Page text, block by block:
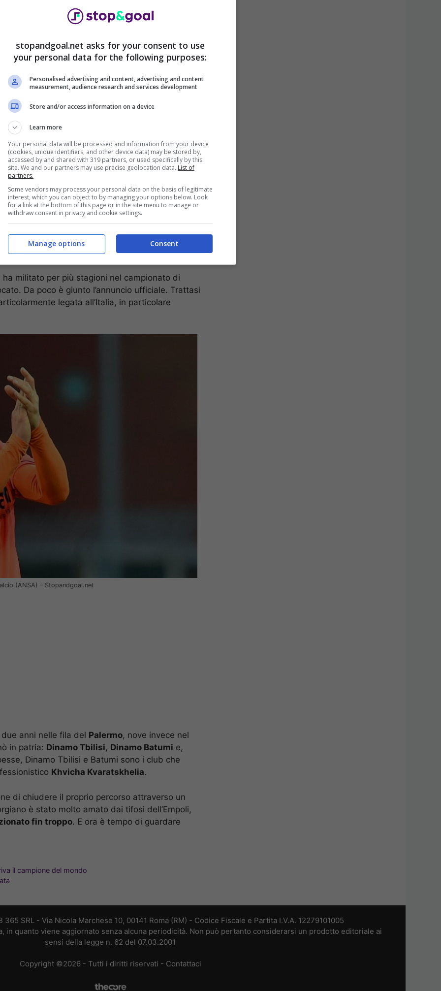
obbligati a mettere in atto dei prestiti o a
l’ombra delFair Play Finanziariopesa
considerando i ricavi.
a competere anche soltanto per arrivare in
benevolo. Eppure la vecchia generazione di
ma poi ovviamente numerose pedine hanno via
c’è l’annuncio ufficiale
militato per più stagioni nel campionato di
Da poco è giunto l’annuncio ufficiale. Trattasi
legata all’Italia, in particolare
(ANSA) – Stopandgoal.net
anni nelle fila del Palermo, nove invece nel
in patria: Dinamo Tbilisi, Dinamo Batumi e,
Dinamo Tbilisi e Batumi sono i club che
Khvicha Kvaratskhelia.
di chiudere il proprio percorso attraverso un
è stato molto amato dai tifosi dell’Empoli,
fin troppo. E ora è tempo di guardare
il campione del mondo
SRL - Via Nicola Marchese 10, 00141 Roma (RM) - Codice Fiscale e Partita I.V.A. 12279101005
in quanto viene aggiornato senza alcuna periodicità. Non può pertanto considerarsi un prodotto editoriale ai
sensi della legge n. 62 del 07.03.2001
Copyright ©2026 - Tutti i diritti riservati - Contattaci
stopandgoal.net asks for your consent to use
your personal data for the following purposes:
Personalised advertising and content, advertising and content
measurement, audience research and services development
Store and/or access information on a device
Learn more
Your personal data will be processed and information from your device
(cookies, unique identifiers, and other device data) may be stored by,
accessed by and shared with 319 partners, or used specifically by this
site. We and our partners may use precise geolocation data. List of
partners.
Some vendors may process your personal data on the basis of legitimate
interest, which you can object to by managing your options below. Look
for a link at the bottom of this page or in the site menu to manage or
withdraw consent in privacy and cookie settings.
Consent
Manage options